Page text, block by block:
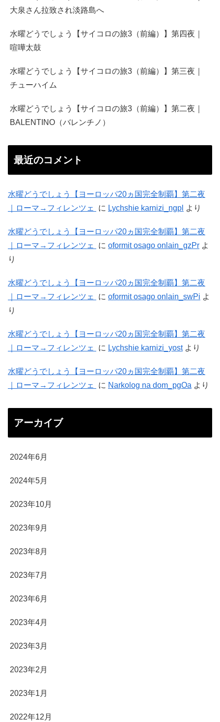
大泉さん拉致され淡路島へ
水曜どうでしょう【サイコロの旅3（前編）】第四夜｜
喧嘩太鼓
水曜どうでしょう【サイコロの旅3（前編）】第三夜｜
チューハイム
水曜どうでしょう【サイコロの旅3（前編）】第二夜｜
BALENTINO（バレンチノ）
最近のコメント
水曜どうでしょう【ヨーロッパ20ヵ国完全制覇】第二夜
｜ローマ→フィレンツェ
に Lychshie karnizi_ngpl より
水曜どうでしょう【ヨーロッパ20ヵ国完全制覇】第二夜
｜ローマ→フィレンツェ
に oformit osago onlain_gzPr よ
り
水曜どうでしょう【ヨーロッパ20ヵ国完全制覇】第二夜
｜ローマ→フィレンツェ
に oformit osago onlain_swPi よ
り
水曜どうでしょう【ヨーロッパ20ヵ国完全制覇】第二夜
｜ローマ→フィレンツェ
に Lychshie karnizi_yostより
水曜どうでしょう【ヨーロッパ20ヵ国完全制覇】第二夜
｜ローマ→フィレンツェ
に Narkolog na dom_pgOa より
アーカイブ
2024年6月
2024年5月
2023年10月
2023年9月
2023年8月
2023年7月
2023年6月
2023年4月
2023年3月
2023年2月
2023年1月
2022年12月